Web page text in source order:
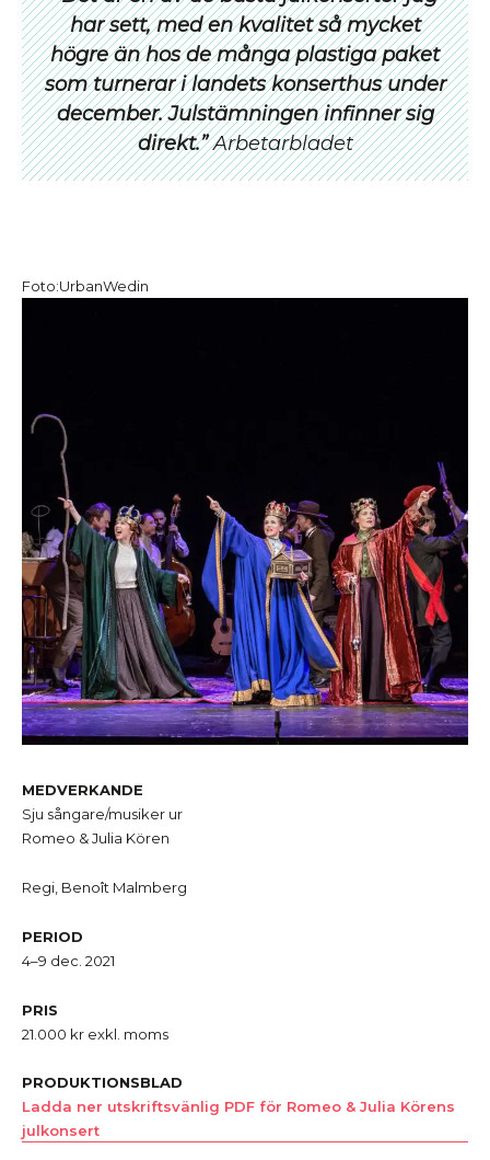
har sett, med en kvalitet så mycket
högre än hos de många plastiga paket
som turnerar i landets konserthus under
december. Julstämningen infinner sig
direkt.”Arbetarbladet
Foto:UrbanWedin
MEDVERKANDE
Sju sångare/musiker ur
Romeo & Julia Kören
Regi, Benoît Malmberg
PERIOD
4–9 dec. 2021
PRIS
21.000 kr exkl. moms
PRODUKTIONSBLAD
Ladda ner utskriftsvänlig PDF för Romeo & Julia Körens
julkonsert